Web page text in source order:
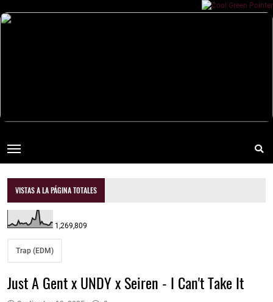
VISTAS A LA PÁGINA TOTALES
1,269,809
Trap (EDM)
Just A Gent x UNDY x Seiren - I Can't Take It